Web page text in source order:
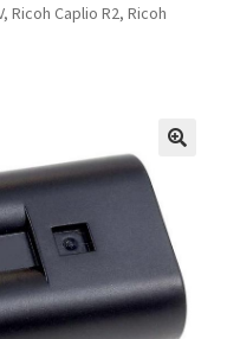
Ricoh Caplio R2, Ricoh